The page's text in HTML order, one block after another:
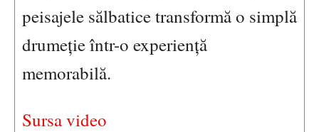
peisajele sălbatice transformă o simplă
drumeție într-o experiență
memorabilă.
Sursa video